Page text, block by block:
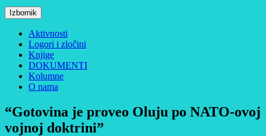
Izbornik
Aktivnosti
Logori i zločini
Knjige
DOKUMENTI
Kolumne
O nama
“Gotovina je proveo Oluju po NATO-ovoj
vojnoj doktrini”